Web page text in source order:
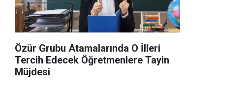
Özür Grubu Atamalarında O İlleri
Tercih Edecek Öğretmenlere Tayin
Müjdesi